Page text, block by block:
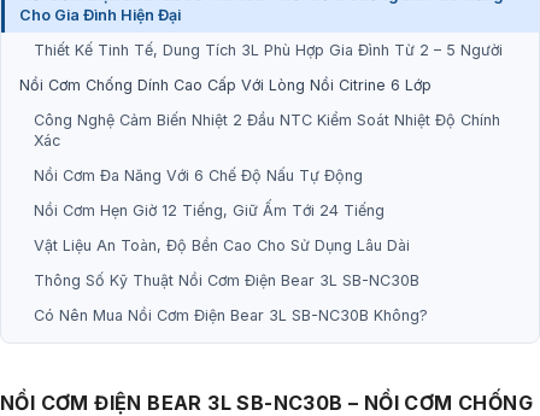
Cho Gia Đình Hiện Đại
Thiết Kế Tinh Tế, Dung Tích 3L Phù Hợp Gia Đình Từ 2 – 5 Người
Nồi Cơm Chống Dính Cao Cấp Với Lòng Nồi Citrine 6 Lớp
Công Nghệ Cảm Biến Nhiệt 2 Đầu NTC Kiểm Soát Nhiệt Độ Chính
Xác
Nồi Cơm Đa Năng Với 6 Chế Độ Nấu Tự Động
Nồi Cơm Hẹn Giờ 12 Tiếng, Giữ Ấm Tới 24 Tiếng
Vật Liệu An Toàn, Độ Bền Cao Cho Sử Dụng Lâu Dài
Thông Số Kỹ Thuật Nồi Cơm Điện Bear 3L SB-NC30B
Có Nên Mua Nồi Cơm Điện Bear 3L SB-NC30B Không?
NỒI CƠM ĐIỆN BEAR 3L SB-NC30B – NỒI CƠM CHỐNG